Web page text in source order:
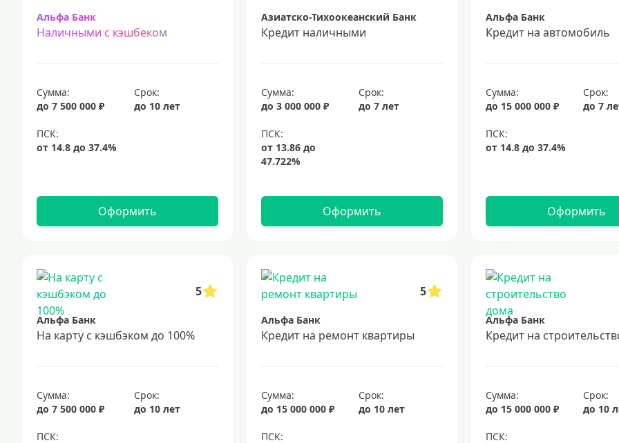
Альфа Банк
Наличными с кэшбеком
Сумма:
до 7 500 000 ₽
Срок:
до 10 лет
Оформить
Азиатско-Тихоокеанский Банк
Кредит наличными
Сумма:
до 3 000 000 ₽
Срок:
до 7 лет
Оформить
Альфа Банк
Кредит на автомобиль
Сумма:
до 15 000 000 ₽
Срок:
до 7
Оформить
5
Альфа Банк
На карту с кэшбэком до 100%
Сумма:
до 7 500 000 ₽
Срок:
до 10 лет
5
Альфа Банк
Кредит на ремонт квартиры
Сумма:
до 15 000 000 ₽
Срок:
до 10 лет
Альфа Банк
Кредит на
Сумма:
до 15 000 000 ₽
Срок:
до 10